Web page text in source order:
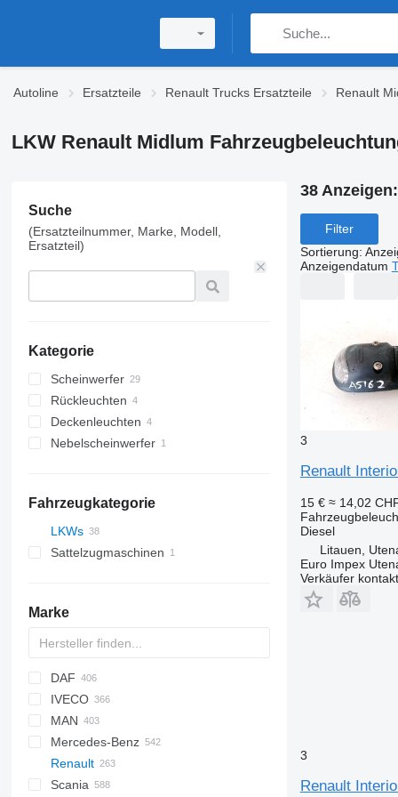
Autoline Ersatzteile Renault Trucks Ersatzteile Renault
LKW Renault Midlum
Suche
(Ersatzteilnummer, Marke, Modell,
Ersatzteil)
Kategorie
Scheinwerfer
Rückleuchten
Deckenleuchten
Nebelscheinwerfer
Fahrzeugkategorie
LKWs
Sattelzugmaschinen
Marke
A-series
Berlingo
C-series
Jumper
Xsara
DAF
CF
LF
XD
XF
XG
Doblo
Ducato
Punto
Tipo
Escort
F-MAX
Focus
Mondeo
Transit
IVECO
Daily
EuroCargo
EuroStar
Eurofire
Carnival
LTM
MAN
F90
L2000
LE
6
Mercedes-Benz
A-Class
Actros
Canter
FB
Atleon
Cabstar
Corsa
Movano
Sultan
Porter
Renault
C-series
Scania
38 Anzeigen:
Filter
Sortierung:
Anzeigendatum
3
Renault
15 € ≈ 14,02
Diesel
Litauen,
Euro Impex
Verkäufer
3
Renault